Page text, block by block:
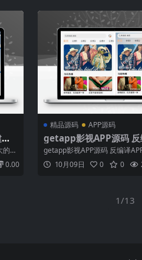
改。此版本带有排行榜多线路支
项
需
配A
0.00
精品源码 APP源码
getapp影视APP源码 反
教程
getapp影视APP源码 反编译
MSv10无缝对接APP永久免费原
编译速度更快后端基于
10月09日 0 0
1/13